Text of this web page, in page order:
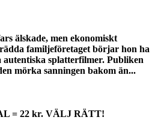
älskade, men ekonomiskt
familjeföretaget börjar hon ha
splatterfilmer. Publiken
mörka sanningen bakom än...
= 22 kr. VÄLJ RÄTT!